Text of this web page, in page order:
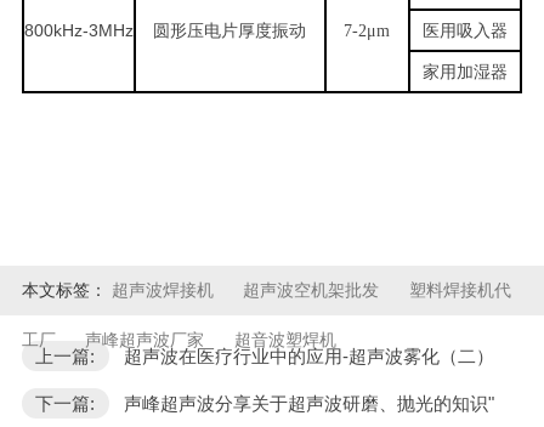
800kHz-3MHz 圆形压电片厚度振动 7-2μm 医用吸入器
家用加湿器
本文标签： 超声波焊接机 超声波空机架批发 塑料焊接机代
工厂 声峰超声波厂家 超音波塑焊机
上一篇: 超声波在医疗行业中的应用-超声波雾化（二）
下一篇: 声峰超声波分享关于超声波研磨、抛光的知识"